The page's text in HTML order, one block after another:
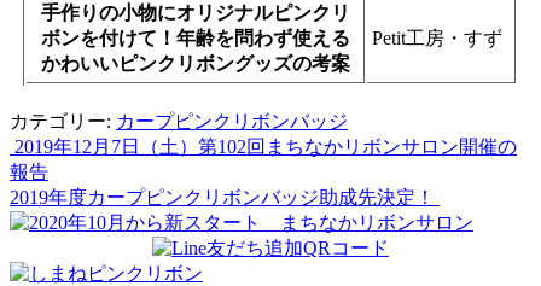
手作りの小物にオリジナルピンクリ
ボンを付けて！年齢を問わず使える
かわいいピンクリボングッズの考案
Petit工房・すず
カテゴリー: カープピンクリボンバッジ
投
稿
ナ
ビ
2019年12月7日（土）第102回まちなかリボンサロン開催の
報告
2019年度カープピンクリボンバッジ助成先決定！